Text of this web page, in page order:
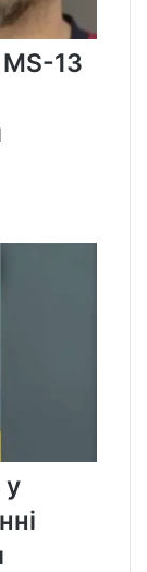
13
у